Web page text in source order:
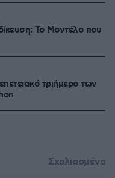
Το Mοντέλο που
τριήμερο των
Σχολιασμένα